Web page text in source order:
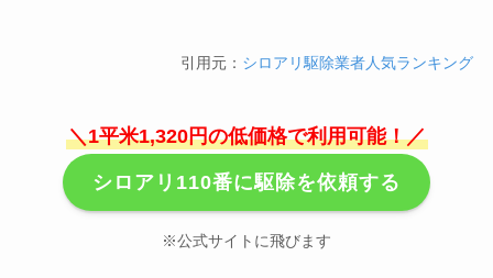
引用元： シロアリ駆除業者人気ランキング
＼1平米1,320円の低価格で利用可能！／
シロアリ110番に駆除を依頼する
※公式サイトに飛びます